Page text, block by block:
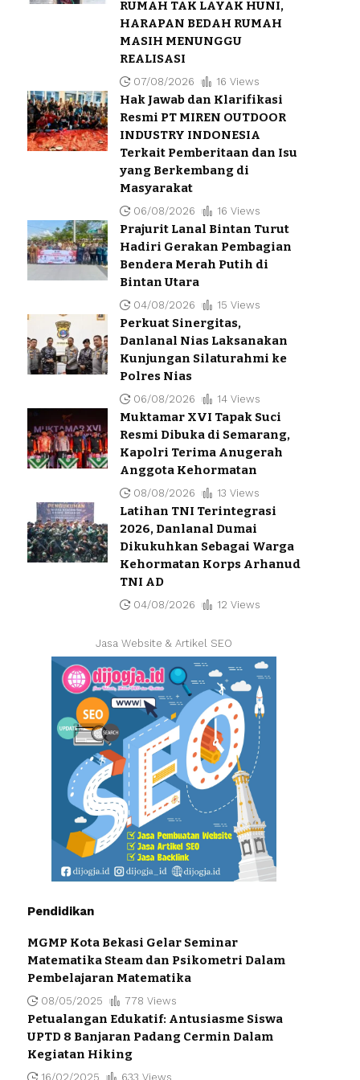
RUMAH TAK LAYAK HUNI,
HARAPAN BEDAH RUMAH
MASIH MENUNGGU
REALISASI
07/08/2026 16 Views
Hak Jawab dan Klarifikasi
Resmi PT MIREN OUTDOOR
INDUSTRY INDONESIA
Terkait Pemberitaan dan Isu
yang Berkembang di
Masyarakat
06/08/2026 16 Views
Prajurit Lanal Bintan Turut
Hadiri Gerakan Pembagian
Bendera Merah Putih di
Bintan Utara
04/08/2026 15 Views
Perkuat Sinergitas,
Danlanal Nias Laksanakan
Kunjungan Silaturahmi ke
Polres Nias
06/08/2026 14 Views
Muktamar XVI Tapak Suci
Resmi Dibuka di Semarang,
Kapolri Terima Anugerah
Anggota Kehormatan
08/08/2026 13 Views
Latihan TNI Terintegrasi
2026, Danlanal Dumai
Dikukuhkan Sebagai Warga
Kehormatan Korps Arhanud
TNI AD
04/08/2026 12 Views
Jasa Website & Artikel SEO
Pendidikan
MGMP Kota Bekasi Gelar Seminar
Matematika Steam dan Psikometri Dalam
Pembelajaran Matematika
08/05/2025 778 Views
Petualangan Edukatif: Antusiasme Siswa
UPTD 8 Banjaran Padang Cermin Dalam
Kegiatan Hiking
16/02/2025 633 Views